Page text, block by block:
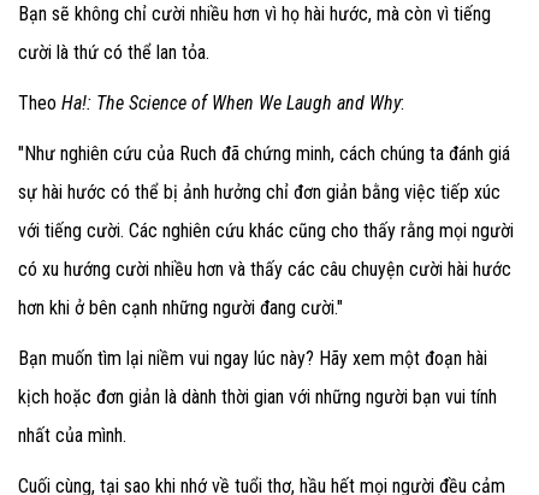
Bạn sẽ không chỉ cười nhiều hơn vì họ hài hước, mà còn vì tiếng
cười là thứ có thể lan tỏa.
Theo Ha!: The Science of When We Laugh and Why:
"Như nghiên cứu của Ruch đã chứng minh, cách chúng ta đánh giá
sự hài hước có thể bị ảnh hưởng chỉ đơn giản bằng việc tiếp xúc
với tiếng cười. Các nghiên cứu khác cũng cho thấy rằng mọi người
có xu hướng cười nhiều hơn và thấy các câu chuyện cười hài hước
hơn khi ở bên cạnh những người đang cười."
Bạn muốn tìm lại niềm vui ngay lúc này? Hãy xem một đoạn hài
kịch hoặc đơn giản là dành thời gian với những người bạn vui tính
nhất của mình.
Cuối cùng, tại sao khi nhớ về tuổi thơ, hầu hết mọi người đều cảm